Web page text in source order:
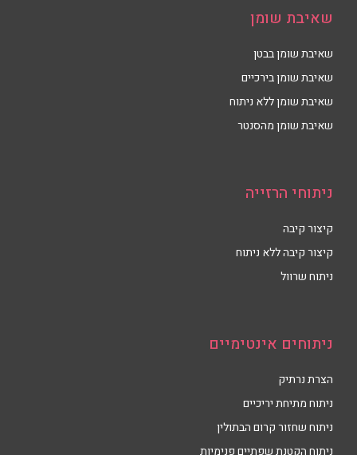
שאיבת שומן
שאיבת שומן בבטן
שאיבת שומן בירכיים
שאיבת שומן ללא ניתוח
שאיבת שומן מהסנטר
ניתוחי הרזייה
קיצור קיבה
קיצור קיבה ללא ניתוח
ניתוח שרוול
ניתוחים אינטימיים
הצרת נרתיק
ניתוח מתיחת יריכיים
ניתוח שחזור קרום הבתולין
ניתוח הקטנת שפתיים פנימיות